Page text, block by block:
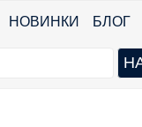
НОВИНКИ БЛОГ